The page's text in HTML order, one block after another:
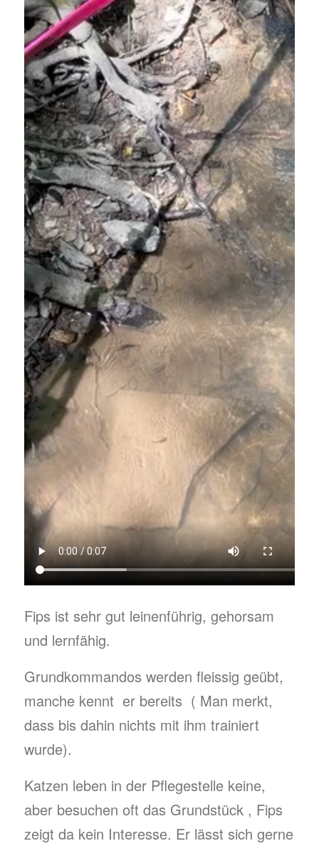
Fips ist sehr gut leinenführig, gehorsam
und lernfähig.
Grundkommandos werden fleissig geübt,
manche kennt er bereits ( Man merkt,
dass bis dahin nichts mit ihm trainiert
wurde).
Katzen leben in der Pflegestelle keine,
aber besuchen oft das Grundstück , Fips
zeigt da kein Interesse. Er lässt sich gerne